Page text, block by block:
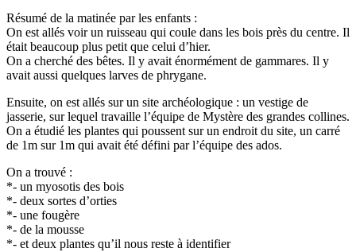
Résumé de la matinée par les enfants :
On est allés voir un ruisseau qui coule dans les bois près du centre. Il
était beaucoup plus petit que celui d’hier.
On a cherché des bêtes. Il y avait énormément de gammares. Il y
avait aussi quelques larves de phrygane.
Ensuite, on est allés sur un site archéologique : un vestige de
jasserie, sur lequel travaille l’équipe de Mystère des grandes collines.
On a étudié les plantes qui poussent sur un endroit du site, un carré
de 1m sur 1m qui avait été défini par l’équipe des ados.
On a trouvé :
*- un myosotis des bois
*- deux sortes d’orties
*- une fougère
*- de la mousse
*- et deux plantes qu’il nous reste à identifier